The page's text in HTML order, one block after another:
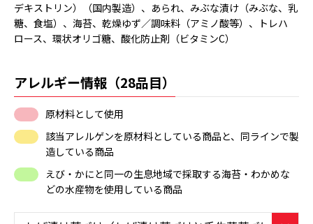
デキストリン）（国内製造）、あられ、みぶな漬け（みぶな、乳
糖、食塩）、海苔、乾燥ゆず／調味料（アミノ酸等）、トレハ
ロース、環状オリゴ糖、酸化防止剤（ビタミンC）
アレルギー情報（28品目）
原材料として使用
該当アレルゲンを原材料としている商品と、同ラインで製
造している商品
えび・かにと同一の生息地域で採取する海苔・わかめな
どの水産物を使用している商品